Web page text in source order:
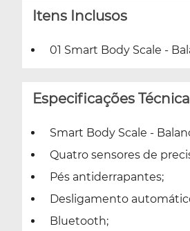
Itens Inclusos
01 Smart Body Scale -
Especificações
Smart Body Scale -
Quatro sensores de
Pés antiderrapantes;
Desligamento
Bluetooth;